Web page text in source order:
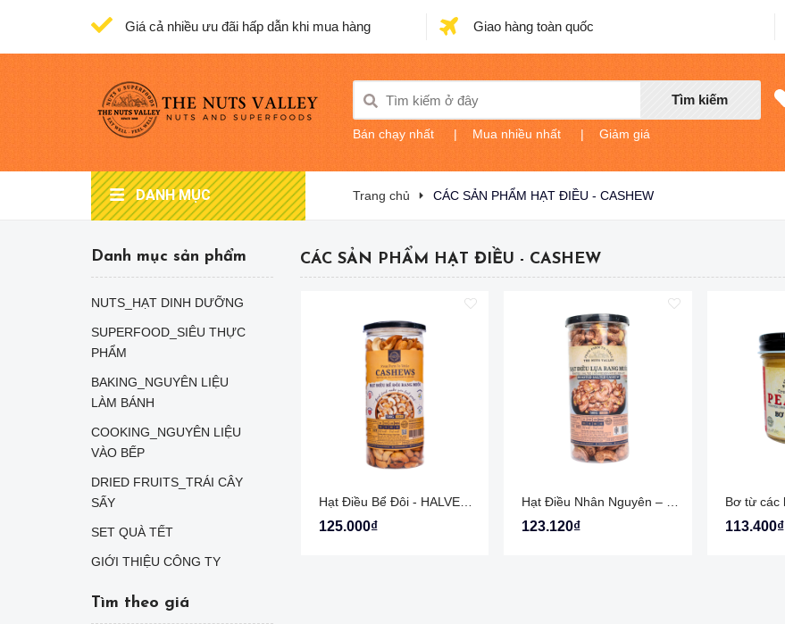
Giá cả nhiều ưu đãi hấp dẫn khi mua hàng Giao hàng toàn quốc
Tìm kiếm
Bán chạy nhất | Mua nhiều nhất | Giảm giá
DANH MỤC Trang chủ CÁC SẢN PHẨM HẠT ĐIỀU - CASHEW
Danh mục sản phẩm
NUTS_HẠT DINH DƯỠNG
SUPERFOOD_SIÊU THỰC
PHẨM
BAKING_NGUYÊN LIỆU
LÀM BÁNH
COOKING_NGUYÊN LIỆU
VÀO BẾP
DRIED FRUITS_TRÁI CÂY
SẤY
SET QUÀ TẾT
GIỚI THIỆU CÔNG TY
Tìm theo giá
CÁC SẢN PHẨM HẠT ĐIỀU - CASHEW
125.000₫ 123.120₫ 113.400₫